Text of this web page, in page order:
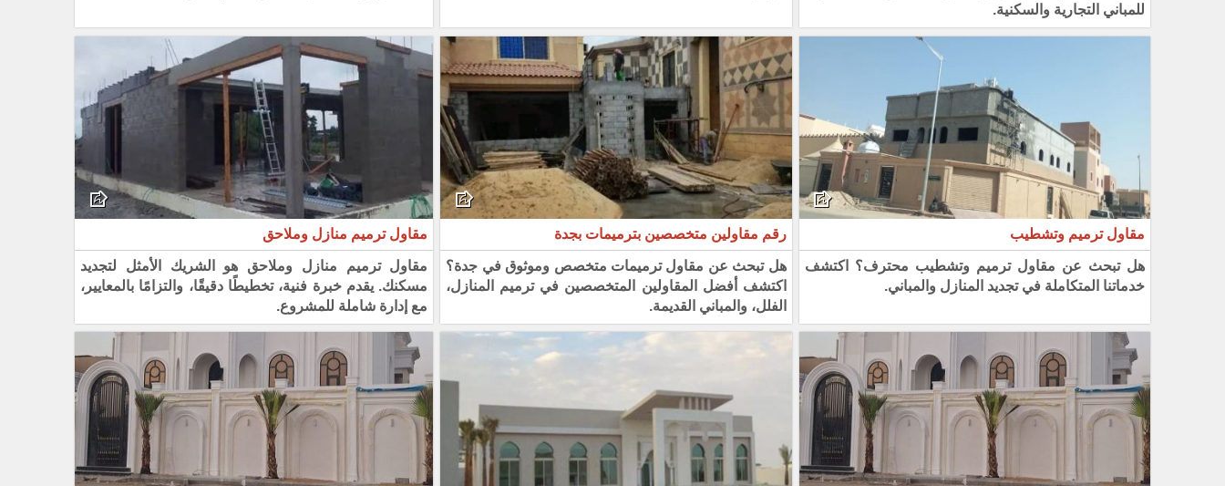
للمباني التجارية والسكنية.
مقاول ترميم وتشطيب
هل تبحث عن مقاول ترميم وتشطيب محترف؟ اكتشف
خدماتنا المتكاملة في تجديد المنازل والمباني.
رقم مقاولين متخصصين بترميمات بجدة
هل تبحث عن مقاول ترميمات متخصص وموثوق في جدة؟
اكتشف أفضل المقاولين المتخصصين في ترميم المنازل،
الفلل، والمباني القديمة.
مقاول ترميم منازل وملاحق
مقاول ترميم منازل وملاحق هو الشريك الأمثل لتجديد
مسكنك. يقدم خبرة فنية، تخطيطًا دقيقًا، والتزامًا بالمعايير،
مع إدارة شاملة للمشروع.